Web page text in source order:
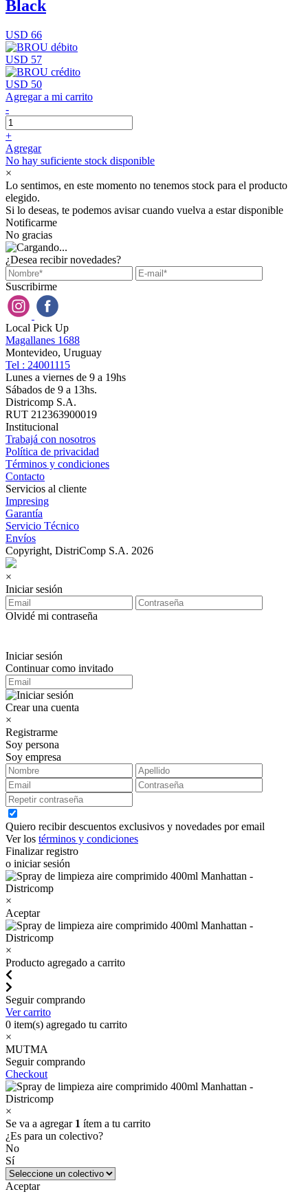
Black
USD 66
USD 57
USD 50
Agregar a mi carrito
-
+
Agregar
No hay suficiente stock disponible
×
Lo sentimos, en este momento no tenemos stock para el producto
elegido.
Si lo deseas, te podemos avisar cuando vuelva a estar disponible
Notificarme
No gracias
¿Desea recibir novedades?
Suscribirme
Local Pick Up
Magallanes 1688
Montevideo, Uruguay
Tel : 24001115
Lunes a viernes de 9 a 19hs
Sábados de 9 a 13hs.
Districomp S.A.
RUT 212363900019
Institucional
Trabajá con nosotros
Política de privacidad
Términos y condiciones
Contacto
Servicios al cliente
Impresing
Garantía
Servicio Técnico
Envíos
Copyright, DistriComp S.A. 2026
×
Iniciar sesión
Olvidé mi contraseña
Iniciar sesión
Continuar como invitado
Crear una cuenta
×
Registrarme
Soy persona
Soy empresa
Quiero recibir descuentos exclusivos y novedades por email
Ver los términos y condiciones
Finalizar registro
o iniciar sesión
×
Aceptar
×
Producto agregado a carrito
Seguir comprando
Ver carrito
0 item(s) agregado tu carrito
×
MUTMA
Seguir comprando
Checkout
×
Se va a agregar 1 ítem a tu carrito
¿Es para un colectivo?
No
Sí
Aceptar